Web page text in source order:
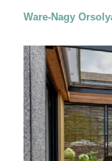
Ware-Nagy